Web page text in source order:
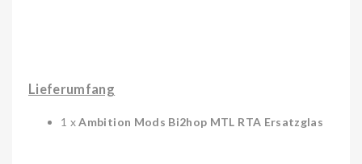
Lieferumfang
1 xAmbition Mods Bi2hop MTL RTA Ersatzglas